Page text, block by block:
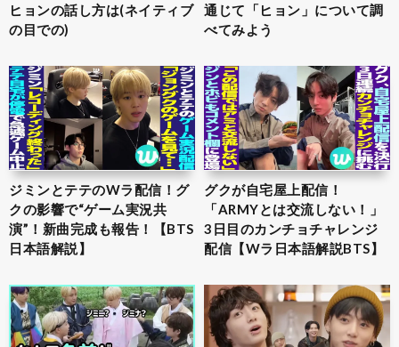
ヒョンの話し方は(ネイティブ
の目での)
通じて「ヒョン」について調
べてみよう
ジミンとテテのWラ配信！グ
クの影響で“ゲーム実況共
演”！新曲完成も報告！【BTS
日本語解説】
グクが自宅屋上配信！
「ARMYとは交流しない！」
3日目のカンチョチャレンジ
配信【Wラ日本語解説BTS】